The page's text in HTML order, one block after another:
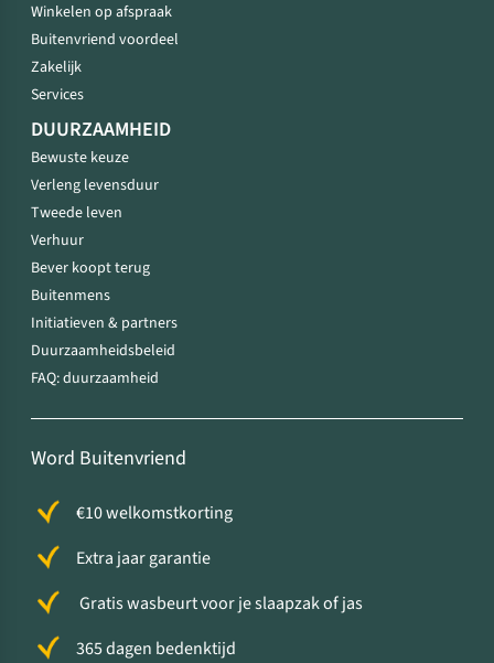
Winkelen op afspraak
Buitenvriend voordeel
Zakelijk
Services
DUURZAAMHEID
Bewuste keuze
Verleng levensduur
Tweede leven
Verhuur
Bever koopt terug
Buitenmens
Initiatieven & partners
Duurzaamheidsbeleid
FAQ: duurzaamheid
Word Buitenvriend
€10 welkomstkorting
Extra jaar garantie
Gratis wasbeurt voor je slaapzak of jas
365 dagen bedenktijd